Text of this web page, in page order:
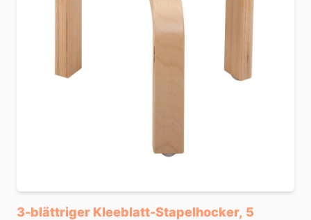
3-blättriger Kleeblatt-Stapelhocker, 5